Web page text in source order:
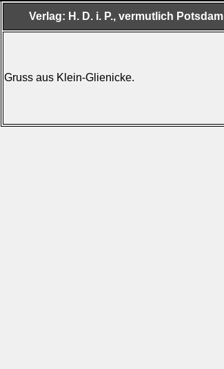
Verlag: H. D. i. P., vermutlich Potsdam
Gruss aus Klein-Glienicke.